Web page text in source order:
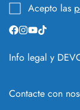
Acepto las
Info legal y
GUÍA DE
Contacte con